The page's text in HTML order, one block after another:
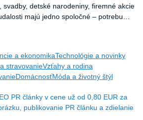
svadby, detské narodeniny, firemné akcie
majú jedno spoločné – potrebu
atmosféru.
a ekonomikaTechnológie a novinky
stravovanieVzťahy a rodina
DomácnosťMóda a životný štýl
PR články v cene už od 0,80 EUR za
publikovanie PR článku a zdielanie